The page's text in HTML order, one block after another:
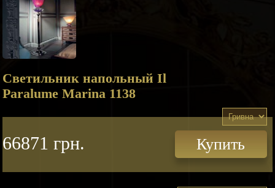
Светильник напольный Il
Paralume Marina 1138
66871 грн. Купить